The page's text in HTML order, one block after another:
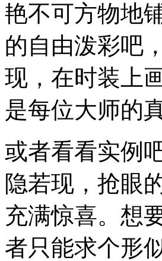
艳不可方物地
的自由泼彩吧
现，在时装上
是每位大师的
或者看看实例
隐若现，抢眼
充满惊喜。想
者只能求个形